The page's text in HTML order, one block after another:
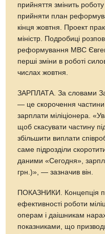
прийняття змінить
прийняти план
кінця жовтня. Проект
міністр. Подробиці
реформування МВС
перші зміни в роботі
числах жовтня.
ЗАРПЛАТА. За словами
— це скорочення частини
зарплати міліціонера.
щоб скасувати частину
збільшити виплати
саме підрозділи
даними «Сегодня»,
грн.)», — зазначив він.
ПОКАЗНИКИ. Концепція
ефективності роботи
операм і даішникам
показниками, що